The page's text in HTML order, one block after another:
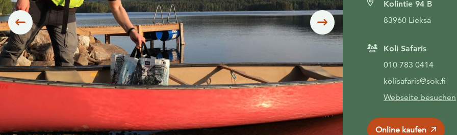
Siirry edelliseen Siirry seuraavaan
Kolintie 94 B
83960 Lieksa
Koli Safaris
010 783 0414
kolisafaris@sok.fi
Webseite besuchen
Online kaufen